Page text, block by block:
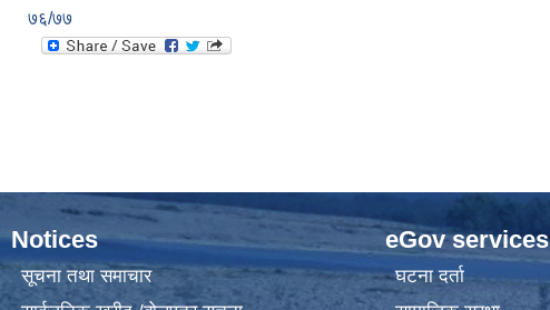
७६/७७
Notices
सूचना तथा समाचार
eGov services
घटना दर्ता